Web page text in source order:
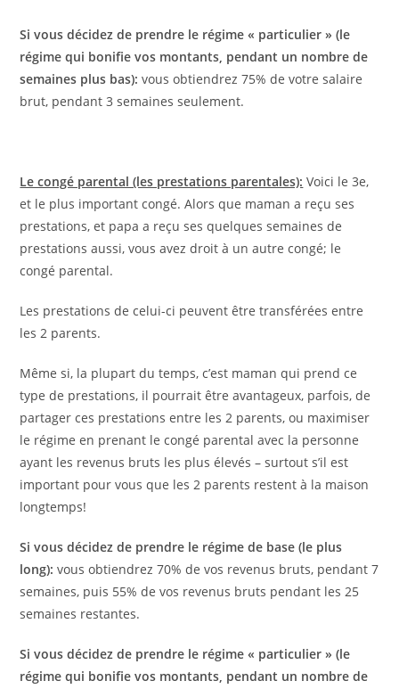
Si vous décidez de prendre le régime « particulier » (le
régime qui bonifie vos montants, pendant un nombre de
semaines plus bas): vous obtiendrez 75% de votre salaire
brut, pendant 3 semaines seulement.
Le congé parental (les prestations parentales): Voici le 3e,
et le plus important congé. Alors que maman a reçu ses
prestations, et papa a reçu ses quelques semaines de
prestations aussi, vous avez droit à un autre congé; le
congé parental.
Les prestations de celui-ci peuvent être transférées entre
les 2 parents.
Même si, la plupart du temps, c’est maman qui prend ce
type de prestations, il pourrait être avantageux, parfois, de
partager ces prestations entre les 2 parents, ou maximiser
le régime en prenant le congé parental avec la personne
ayant les revenus bruts les plus élevés – surtout s’il est
important pour vous que les 2 parents restent à la maison
longtemps!
Si vous décidez de prendre le régime de base (le plus
long): vous obtiendrez 70% de vos revenus bruts, pendant 7
semaines, puis 55% de vos revenus bruts pendant les 25
semaines restantes.
Si vous décidez de prendre le régime « particulier » (le
régime qui bonifie vos montants, pendant un nombre de